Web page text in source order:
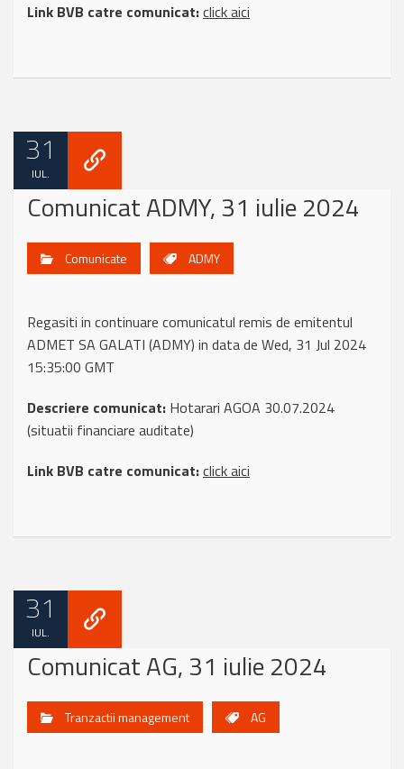
Link BVB catre comunicat:click aici
31
IUL.
Comunicat ADMY, 31 iulie 2024
Comunicate ADMY
Regasiti in continuare comunicatul remis de emitentul
ADMET SA GALATI (ADMY) in data de Wed, 31 Jul 2024
15:35:00 GMT
Descriere comunicat: Hotarari AGOA 30.07.2024
(situatii financiare auditate)
Link BVB catre comunicat:click aici
31
IUL.
Comunicat AG, 31 iulie 2024
Tranzactii management AG